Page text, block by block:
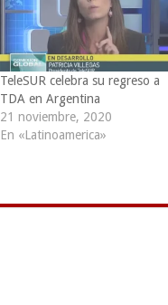
TeleSUR celebra su regreso a
TDA en Argentina
21 noviembre, 2020
En «Latinoamerica»